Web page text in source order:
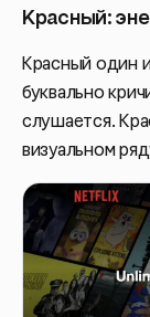
Красный:
Красный один
буквально
слушается.
визуальном